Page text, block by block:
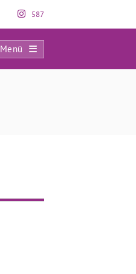
587
Menü